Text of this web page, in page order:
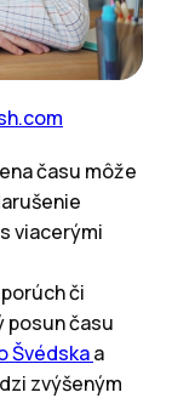
času môže
viacerými
či
posun času
Švédskaa
zvýšeným